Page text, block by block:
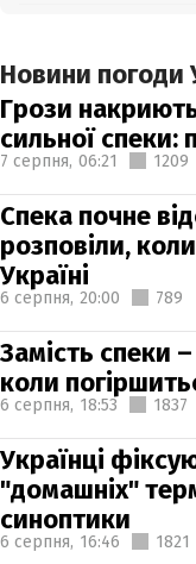
Новини погоди
Грози
сильної спеки:
7 серпня, 06:21 1209
Спека почне
розповіли,
Україні
6 серпня, 20:00 789
Замість спеки
коли
6 серпня, 18:53 1837
Українці
"домашніх"
синоптики
6 серпня, 16:46 1821